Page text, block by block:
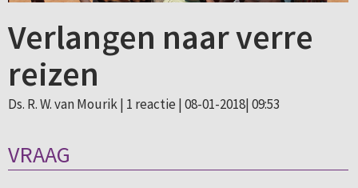
Verlangen naar verre
reizen
Ds. R. W. van Mourik | 1 reactie | 08-01-2018| 09:53
VRAAG